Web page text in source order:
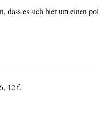
dass es sich hier um einen
12 f.